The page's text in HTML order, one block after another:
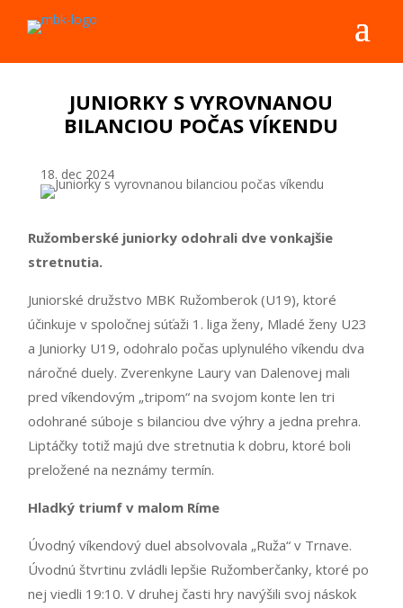
JUNIORKY S VYROVNANOU
BILANCIOU POČAS VÍKENDU
18. dec 2024
Ružomberské juniorky odohrali dve vonkajšie
stretnutia.
Juniorské družstvo MBK Ružomberok (U19), ktoré
účinkuje v spoločnej súťaži 1. liga ženy, Mladé ženy U23
a Juniorky U19, odohralo počas uplynulého víkendu dva
náročné duely. Zverenkyne Laury van Dalenovej mali
pred víkendovým „tripom“ na svojom konte len tri
odohrané súboje s bilanciou dve výhry a jedna prehra.
Liptáčky totiž majú dve stretnutia k dobru, ktoré boli
preložené na neznámy termín.
Hladký triumf v malom Ríme
Úvodný víkendový duel absolvovala „Ruža“ v Trnave.
Úvodnú štvrtinu zvládli lepšie Ružomberčanky, ktoré po
nej viedli 19:10. V druhej časti hry navýšili svoj náskok